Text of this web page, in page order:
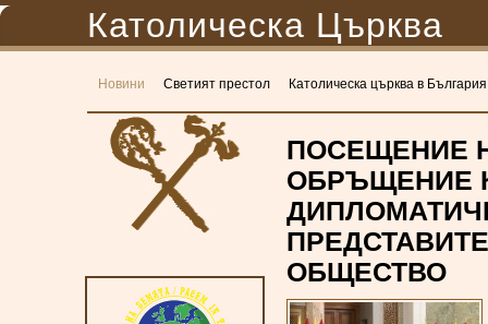
Католическа Църква
Новини Светият престол Католическа църква в България
ПОСЕЩЕНИЕ
ОБРЪЩЕНИЕ
ОБЩЕСТВО